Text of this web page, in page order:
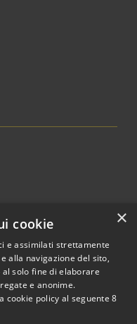
© 2026 • Comune di
×
cookie
e assimilati strettamente
alla navigazione del sito,
solo fine di elaborare
e anonime.
cookie policy al seguente8